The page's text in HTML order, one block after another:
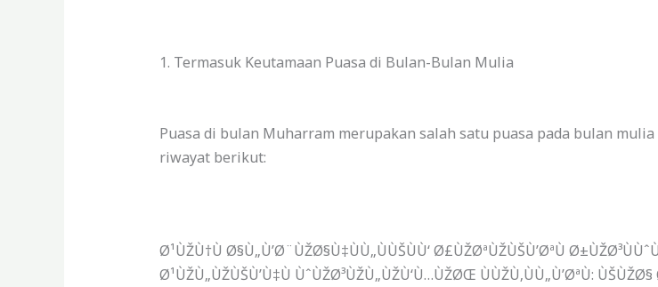
1. Termasuk Keutamaan Puasa di Bulan-Bulan Mulia
Puasa di bulan Muharram merupakan salah satu puasa pada bulan
riwayat berikut:
Ø¹ÙŽÙ†Ù Ø§Ù„Ù’Ø¨ÙŽØ§Ù‡ÙÙ„ÙÙŠÙÙ‘ Ø£ÙŽØªÙŽÙŠÙ’ØªÙ
Ø¹ÙŽÙ„ÙŽÙŠÙ’Ù‡Ù ÙˆÙŽØ³ÙŽÙ„ÙŽÙ‘Ù…ÙŽØŒ ÙÙŽÙ‚ÙÙ„Ù’ØªÙ: